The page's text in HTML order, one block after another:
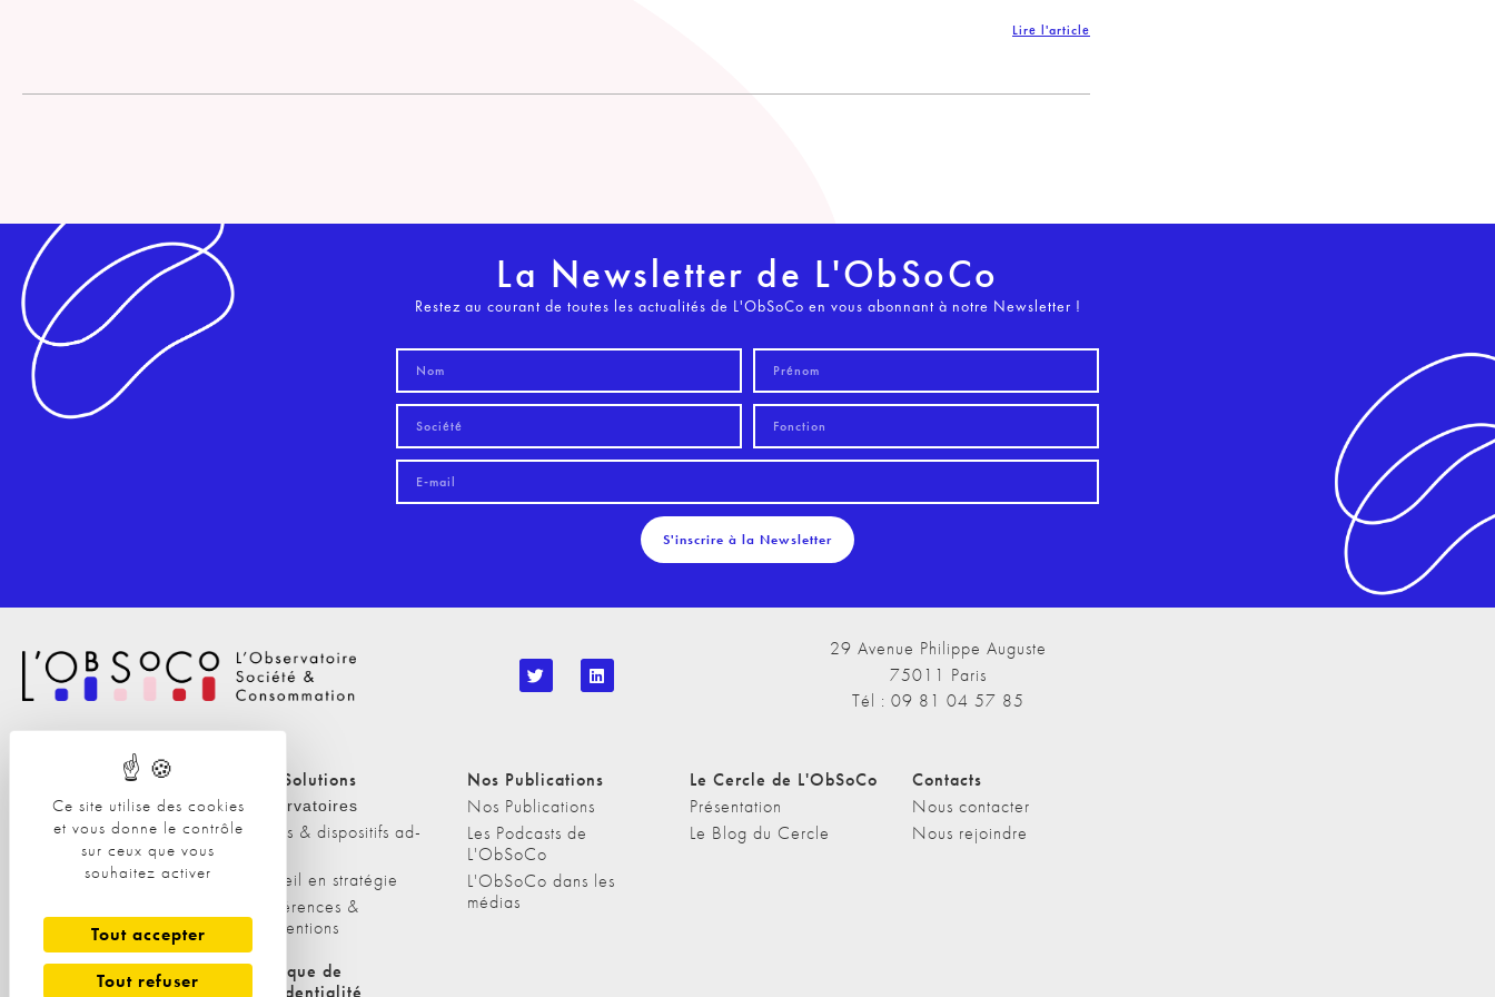
Ce site utilise des cookies
et vous donne le contrôle
sur ceux que vous
souhaitez activer
Tout accepter
Tout refuser
Lire l'article
La Newsletter de L'ObSoCo
Restez au courant de toutes les actualités de L'ObSoCo en vous abonnant à notre Newsletter !
S'inscrire à la Newsletter
29 Avenue Philippe Auguste
75011 Paris
Tél : 09 81 04 57 85
Nos Solutions
A propos
L'équipe
Nos clients
Nos Solutions
Observatoires
Etudes & dispositifs ad-
Conseil en stratégie
Conférences &
interventions
Nos Publications
Nos Publications
Les Podcasts de
L'ObSoCo
L'ObSoCo dans les
médias
Le Cercle de L'ObSoCo
Présentation
Le Blog du Cercle
Contacts
Nous contacter
Nous rejoindre
Politique de cookies
Politique de